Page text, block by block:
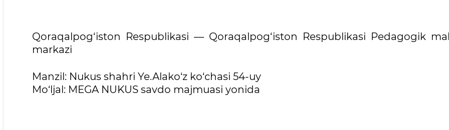
Qoraqalpog‘iston Respublikasi — Qoraqalpog‘iston Respublikasi Pedagogik
markazi
Manzil: Nukus shahri Ye.Alako‘z ko‘chasi 54-uy
Mo‘ljal: MEGA NUKUS savdo majmuasi yonida